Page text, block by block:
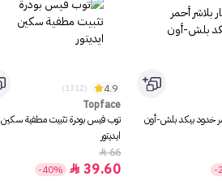
خدود بيكد بلش-أون
-
4.9
(1312)
Topface
توب فيس بودرة تثبيت مطفية سكين
ايديتور
66

39.60

-40%